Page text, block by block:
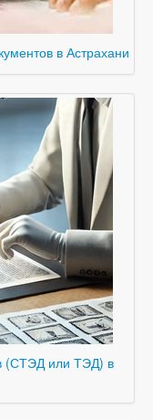
в Астрахани
(СТЭД или ТЭД) в